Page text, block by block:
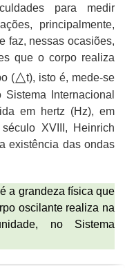
para medir
principalmente,
faz, nessas ocasiões,
que o corpo realiza
(△t), isto é, mede-se
Sistema Internacional
em hertz (Hz), em
XVIII, Heinrich
existência das ondas
é a grandeza física que
oscilante realiza na
no Sistema